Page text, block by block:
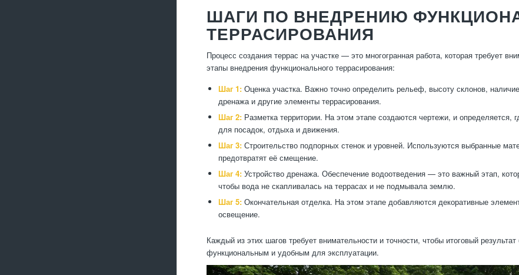
ШАГИ ПО ВНЕДРЕНИЮ
ТЕРРАСИРОВАНИЯ
Процесс создания террас на участке — это многогранная работа, которая требует
этапы внедрения функционального террасирования:
Шаг 1: Оценка участка. Важно точно определить рельеф, высоту склонов,
дренажа и другие элементы террасирования.
Шаг 2: Разметка территории. На этом этапе создаются чертежи, и
для посадок, отдыха и движения.
Шаг 3: Строительство подпорных стенок и уровней. Используются выбранные
предотвратят её смещение.
Шаг 4: Устройство дренажа. Обеспечение водоотведения — это важный этап,
чтобы вода не скапливалась на террасах и не подмывала землю.
Шаг 5: Окончательная отделка. На этом этапе добавляются декоративные
освещение.
Каждый из этих шагов требует внимательности и точности, чтобы итоговый
функциональным и удобным для эксплуатации.